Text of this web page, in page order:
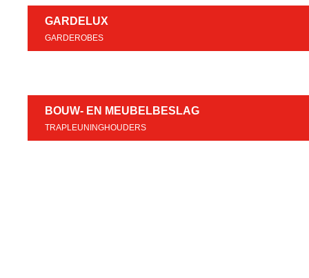
GARDELUX
GARDEROBES
BOUW- EN MEUBELBESLAG
TRAPLEUNINGHOUDERS